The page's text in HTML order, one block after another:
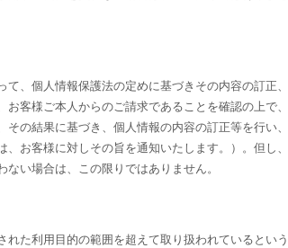
、個人情報保護法の定めに基づきその内容の訂正
客様ご本人からのご請求であることを確認の上で
の結果に基づき、個人情報の内容の訂正等を行い
お客様に対しその旨を通知いたします。）。但し
い場合は、この限りではありません。
た利用目的の範囲を超えて取り扱われているとい